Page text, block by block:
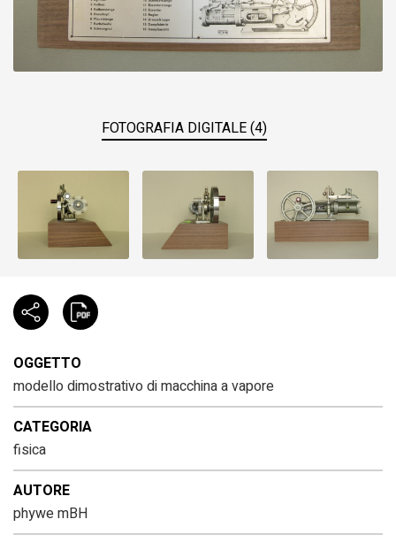
FOTOGRAFIA DIGITALE (4)
OGGETTO
modello dimostrativo di macchina a vapore
CATEGORIA
fisica
AUTORE
phywe mBH